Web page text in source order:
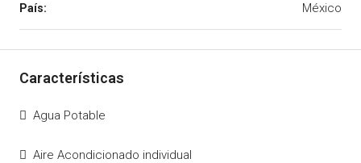
México
Agua Potable
Aire Acondicionado individual